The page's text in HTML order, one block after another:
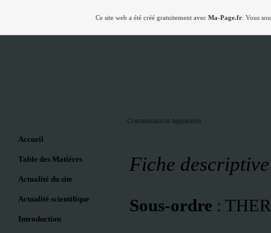
Accueil
Table des Matières
Actualité du site
Actualité scientifique
Introduction
Cristatusaurus lapparenti
Fiche descriptive
Sous-ordre :
Ce site web a été créé gratuitement avec Ma-Page.fr. Vous